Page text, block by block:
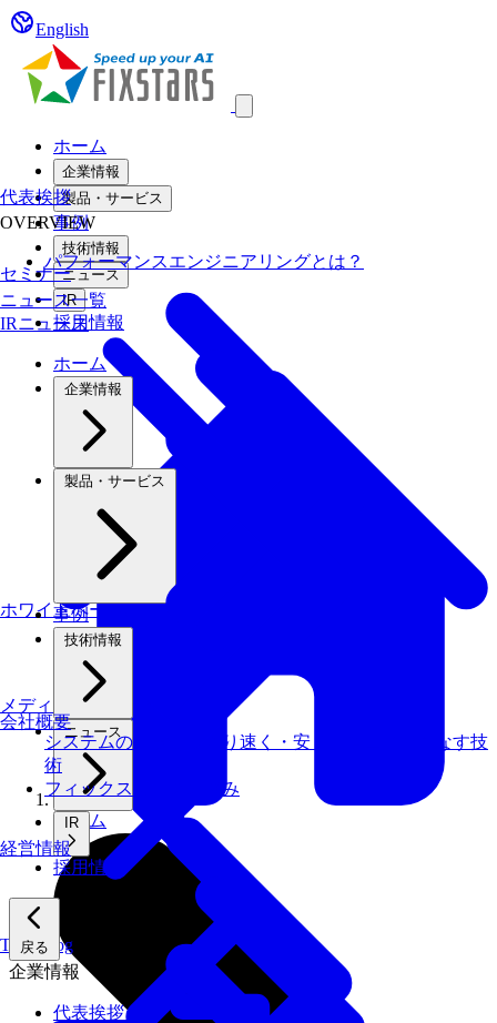
English
ホーム
企業情報
製品・サービス
事例
技術情報
セミナー
ホワイトペーパー
Tech Blog
ニュース
ニュース一覧
メディアライブラリ
IR
採用情報
ホーム
企業情報
製品・サービス
事例
技術情報
ニュース
IR
採用情報
戻る
企業情報
代表挨拶
代表挨拶
会社概要
OVERVIEW
パフォーマンスエンジニアリングとは？
システムの仕事を、より速く・安く・省エネでこなす技
術
フィックスターズの​強み
IRニュース
経営情報
ホーム